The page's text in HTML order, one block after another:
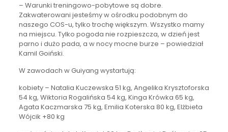
– Warunki treningowo-pobytowe są dobre.
Zakwaterowani jesteśmy w ośrodku podobnym do
naszego COS-u, tylko trochę większym. Wszystko mamy
na miejscu. Tylko pogoda nie rozpieszcza, w dzień jest
parno i dużo pada, a w nocy mocne burze – powiedział
Kamil Goiński.
W zawodach w Guiyang wystartują:
kobiety – Natalia Kuczewska 51 kg, Angelika Krysztoforska
54 kg, Wiktoria Rogalińska 54 kg, Kinga Krówka 65 kg,
Agata Kaczmarska 75 kg, Emilia Koterska 80 kg, Elżbieta
Wójcik +80 kg